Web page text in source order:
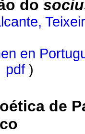
do
en
pdf )
de